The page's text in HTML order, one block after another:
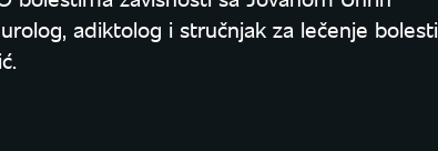
adiktolog i stručnjak za lečenje bolesti